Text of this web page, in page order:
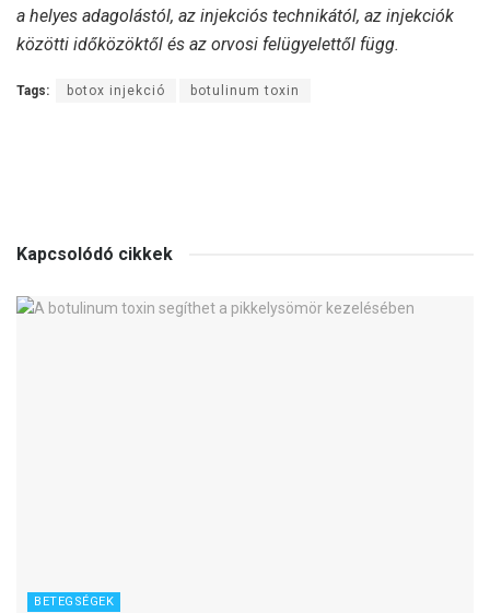
a helyes adagolástól, az injekciós technikától, az injekciók
közötti időközöktől és az orvosi felügyelettől függ.
Tags: botox injekció botulinum toxin
Kapcsolódó cikkek
BETEGSÉGEK